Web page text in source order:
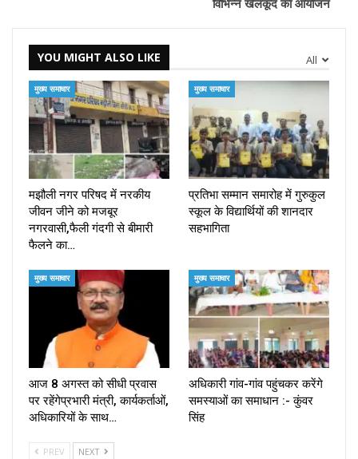
All
YOU MIGHT ALSO LIKE
मुख्य समाचार
मझौली नगर परिषद में नरकीय
जीवन जीने को मजबूर
नगरवासी,फैली गंदगी से बीमारी
फैलने का…
मुख्य समाचार
प्रतिभा सम्मान समारोह में गुरुकुल
स्कूल के विद्यार्थियों की शानदार
सहभागिता
मुख्य समाचार
आज 8 अगस्त को सीधी प्रवास
पर रहेंगेप्रभारी मंत्री, कार्यकर्ताओं,
अधिकारियों के साथ…
मुख्य समाचार
अधिकारी गांव-गांव पहुंचकर करेंगे
समस्याओं का समाधान :- कुंवर
सिंह
PREV NEXT